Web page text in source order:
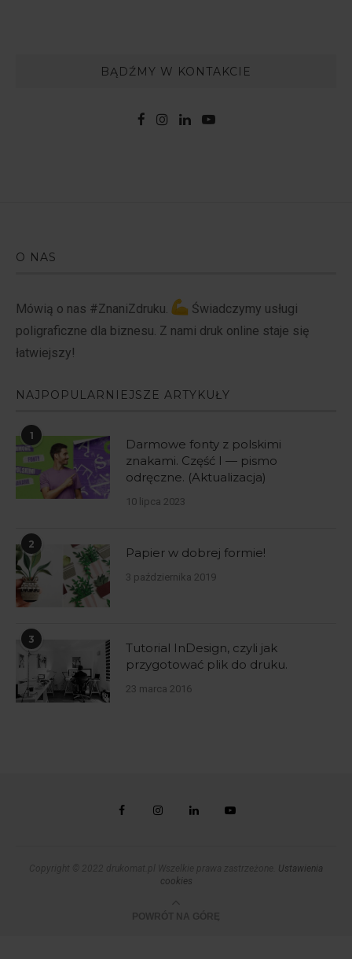
BĄDŹMY W KONTAKCIE
O NAS
Mówią o nas #ZnaniZdruku.
Świadczymy usługi
poligraficzne dla biznesu. Z nami druk online staje się
łatwiejszy!
NAJPOPULARNIEJSZE ARTYKUŁY
1
Darmowe fonty z polskimi
znakami. Część I — pismo
odręczne. (Aktualizacja)
10 lipca 2023
2
Papier w dobrej formie!
3 października 2019
3
Tutorial InDesign, czyli jak
przygotować plik do druku.
23 marca 2016
Ustawienia
cookies